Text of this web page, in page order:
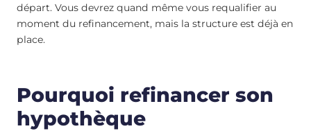
départ. Vous devrez quand même vous requalifier au
moment du refinancement, mais la structure est déjà en
place.
Pourquoi refinancer son
hypothèque